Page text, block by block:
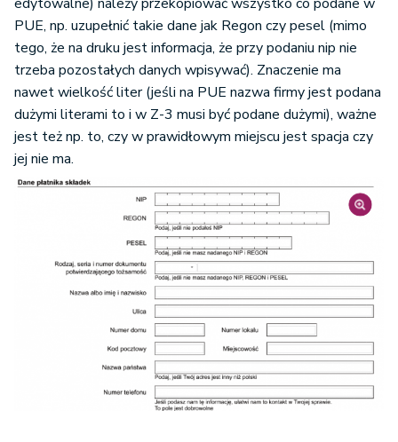
PUE, np. uzupełnić takie dane jak Regon czy pesel (mimo
tego, że na druku jest informacja, że przy podaniu nip nie
trzeba pozostałych danych wpisywać). Znaczenie ma
nawet wielkość liter (jeśli na PUE nazwa firmy jest podana
dużymi literami to i w Z-3 musi być podane dużymi), ważne
jest też np. to, czy w prawidłowym miejscu jest spacja czy
jej nie ma.